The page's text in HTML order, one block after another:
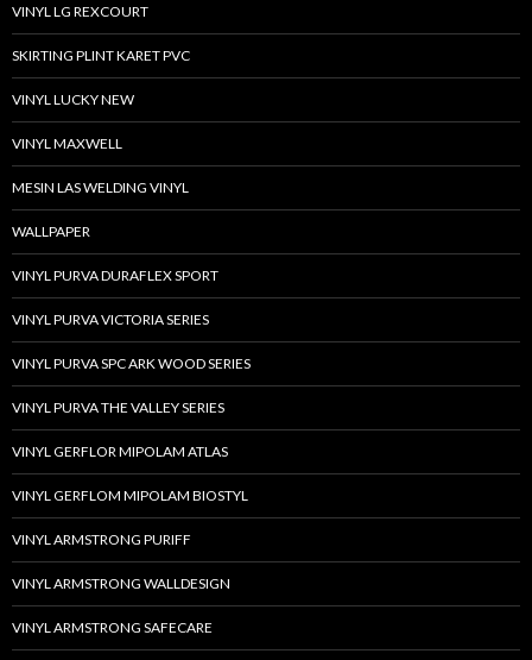
VINYL LG REXCOURT
SKIRTING PLINT KARET PVC
VINYL LUCKY NEW
VINYL MAXWELL
MESIN LAS WELDING VINYL
WALLPAPER
VINYL PURVA DURAFLEX SPORT
VINYL PURVA VICTORIA SERIES
VINYL PURVA SPC ARK WOOD SERIES
VINYL PURVA THE VALLEY SERIES
VINYL GERFLOR MIPOLAM ATLAS
VINYL GERFLOM MIPOLAM BIOSTYL
VINYL ARMSTRONG PURIFF
VINYL ARMSTRONG WALLDESIGN
VINYL ARMSTRONG SAFECARE